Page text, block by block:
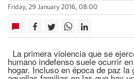
Friday, 29 January 2016, 08:00
La primera violencia que se
humano indefenso suele ocurrir
hogar. Incluso en época de paz